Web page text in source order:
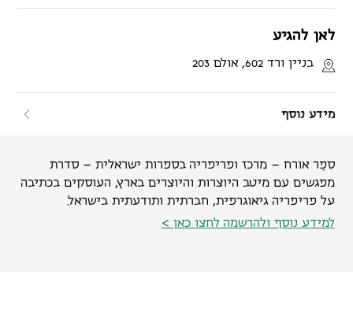
לאן להגיע
בניין ורד 602, אולם 203
מידע נוסף
סְפָר אורח – מרכז ופריפריה בספרות ישראלית – סדרת
מפגשים עם מיטב היוצרות והיוצרים בארץ, העוסקים בכתיבה
על פריפריה גיאוגרפית, חברתית ותודעתית בישראל.
למידע נוסף ולהרשמה לחצו כאן >